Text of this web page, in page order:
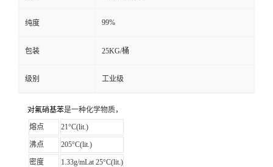
纯度 99%
包装 25KG/桶
级别 工业级
对氟硝基苯是一种化学物质，
熔点
21°C(lit.)
沸点 205°C(lit.)
密度 1.33g/mLat 25°C(lit.)